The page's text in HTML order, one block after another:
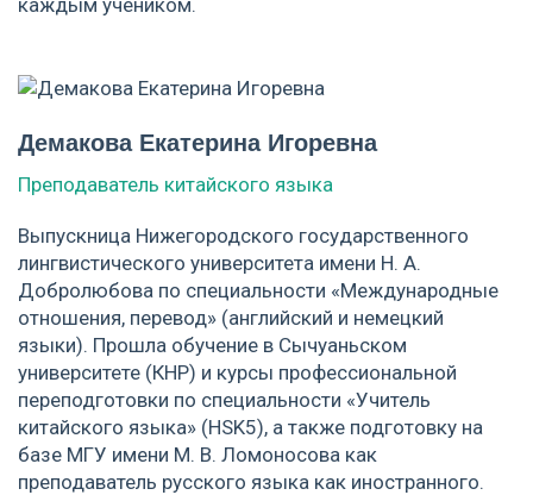
Демакова Екатерина Игоревна
Преподаватель китайского языка
Выпускница Нижегородского государственного
лингвистического университета имени Н. А.
Добролюбова по специальности «Международные
отношения, перевод» (английский и немецкий
языки). Прошла обучение в Сычуаньском
университете (КНР) и курсы профессиональной
переподготовки по специальности «Учитель
китайского языка» (HSK5), а также подготовку на
базе МГУ имени М. В. Ломоносова как
преподаватель русского языка как иностранного.